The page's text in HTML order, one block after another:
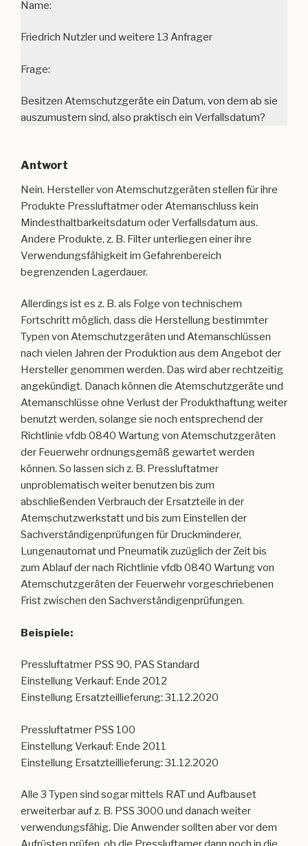
Besitzen Atemschutzgeräte ein Datum, von dem ab sie
Antwort
Nein. Hersteller von Atemschutzgeräten stellen für ihre
Produkte Pressluftatmer oder Atemanschluss kein
Verwendungsfähigkeit im Gefahrenbereich
Allerdings ist es z. B. als Folge von technischem
Fortschritt möglich, dass die Herstellung bestimmter
Typen von Atemschutzgeräten und Atemanschlüssen
nach vielen Jahren der Produktion aus dem Angebot der
Hersteller genommen werden. Das wird aber rechtzeitig
Atemanschlüsse ohne Verlust der Produkthaftung weiter
benutzt werden, solange sie noch entsprechend der
Richtlinie vfdb 0840 Wartung von Atemschutzgeräten
der Feuerwehr ordnungsgemäß gewartet werden
können. So lassen sich z. B. Pressluftatmer
unproblematisch weiter benutzen bis zum
abschließenden Verbrauch der Ersatzteile in der
Atemschutzwerkstatt und bis zum Einstellen der
Sachverständigenprüfungen für Druckminderer,
Lungenautomat und Pneumatik zuzüglich der Zeit bis
zum Ablauf der nach Richtlinie vfdb 0840 Wartung von
Atemschutzgeräten der Feuerwehr vorgeschriebenen
Frist zwischen den Sachverständigenprüfungen.
Beispiele:
Pressluftatmer PSS 90, PAS Standard
Einstellung Verkauf: Ende 2012
Einstellung Ersatzteillieferung: 31.12.2020
Pressluftatmer PSS 100
Einstellung Ersatzteillieferung: 31.12.2020
Alle 3 Typen sind sogar mittels RAT und Aufbauset
verwendungsfähig. Die Anwender sollten aber vor dem
Aufrüsten prüfen, ob die Pressluftamer dann noch in die
Halterungen auf den Fahrzeugen passen.
Wolfgang Gabler
Ltr. Redaktion www.atemschutzlexkon.de